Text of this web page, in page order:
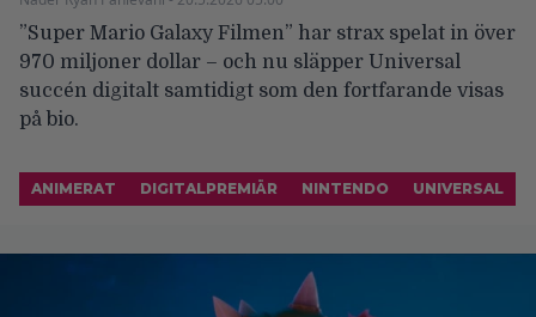
”Super Mario Galaxy Filmen” har strax spelat in över
970 miljoner dollar – och nu släpper Universal
succén digitalt samtidigt som den fortfarande visas
på bio.
ANIMERAT DIGITALPREMIÄR NINTENDO UNIVERSAL